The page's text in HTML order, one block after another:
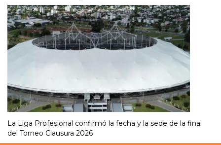
La Liga Profesional confirmó la fecha y la sede de la final
del Torneo Clausura 2026